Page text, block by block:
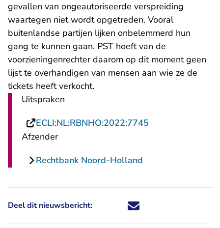
gevallen van ongeautoriseerde verspreiding
waartegen niet wordt opgetreden. Vooral
buitenlandse partijen lijken onbelemmerd hun
gang te kunnen gaan. PST hoeft van de
voorzieningenrechter daarom op dit moment geen
lijst te overhandigen van mensen aan wie ze de
tickets heeft verkocht.
Uitspraken
ECLI:NL:RBNHO:2022:7745
Afzender
Rechtbank Noord-Holland
Deel dit nieuwsbericht: Deel dit nieuwsbericht via X -
Deel dit nieuwsbericht via
Deel dit nieuwsbericht
Deel dit